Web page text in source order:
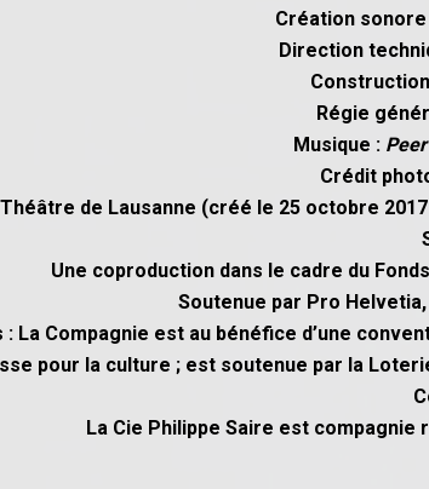
Création
Direction
Régie
Musique :
Crédit
de Lausanne (créé le 25 octobre
Une coproduction dans le cadre du
Soutenue par Pro
La Compagnie est au bénéfice d’une
pour la culture ; est soutenue par la
La Cie Philippe Saire est compagnie